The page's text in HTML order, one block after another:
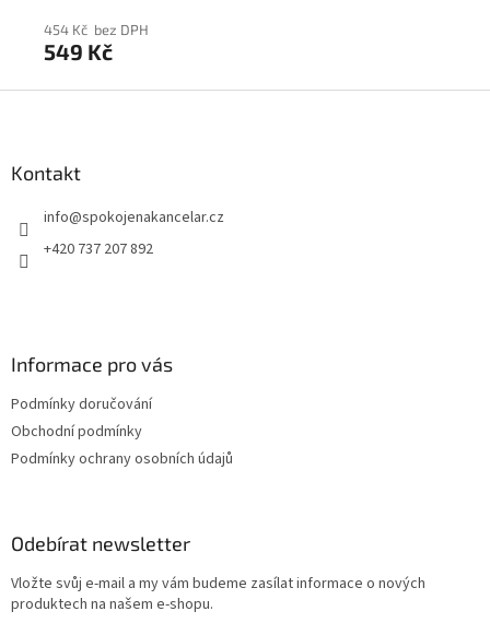
454 Kč bez DPH
549 Kč
Kontakt
info@spokojenakancelar.cz
+420 737 207 892
Informace pro vás
Podmínky doručování
Obchodní podmínky
Podmínky ochrany osobních údajů
Odebírat newsletter
Vložte svůj e-mail a my vám budeme zasílat informace o nových
produktech na našem e-shopu.